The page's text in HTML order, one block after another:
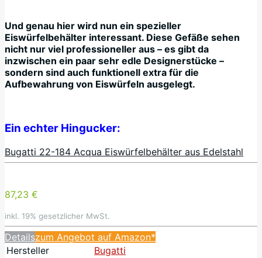
Und genau hier wird nun ein spezieller
Eiswürfelbehälter interessant. Diese Gefäße sehen
nicht nur viel professioneller aus – es gibt da
inzwischen ein paar sehr edle Designerstücke –
sondern sind auch funktionell extra für die
Aufbewahrung von Eiswürfeln ausgelegt.
Ein echter Hingucker:
Bugatti 22-184 Acqua Eiswürfelbehälter aus Edelstahl
87,23 €
inkl. 19% gesetzlicher MwSt.
Detailszum Angebot auf Amazon*
Hersteller
Bugatti